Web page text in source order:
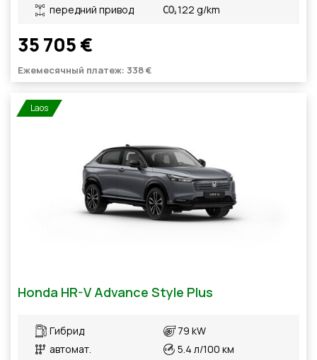
передний привод
122 g/km
35 705 €
Ежемесячный платеж: 338 €
Laos
Honda HR-V Advance Style Plus
Гибрид
автомат.
79 kW
5.4 л/100 км